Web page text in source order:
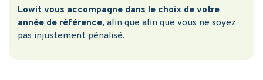
Lowit vous accompagne dans le choix de votre
année de référence, afin que afin que vous ne soyez
pas injustement pénalisé.